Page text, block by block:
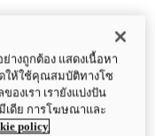
างถูกต้อง แสดงเนื้อหา
ให้ใช้คุณสมบัติทางโซ
องเรา เรายังแบ่งปัน
เดีย การโฆษณาและ
policy